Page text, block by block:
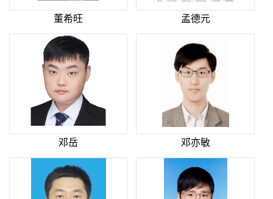
董希旺 孟德元
邓岳 邓亦敏